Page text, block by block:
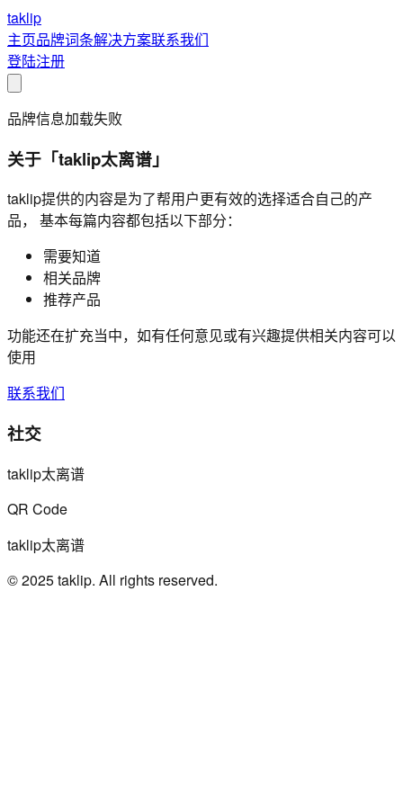
taklip
主页品牌词条解决方案联系我们
登陆注册
品牌信息加载失败
关于「taklip太离谱」
taklip提供的内容是为了帮用户更有效的选择适合自己的产
品， 基本每篇内容都包括以下部分：
需要知道
相关品牌
推荐产品
功能还在扩充当中，如有任何意见或有兴趣提供相关内容可以
使用
联系我们
社交
taklip太离谱
QR Code
taklip太离谱
© 2025 taklip. All rights reserved.